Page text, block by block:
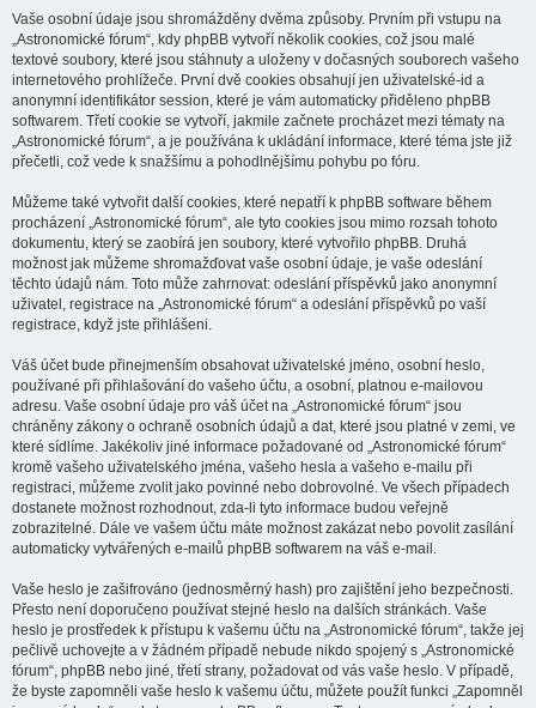
Vaše osobní údaje jsou shromážděny dvěma způsoby. Prvním při vstupu na
„Astronomické fórum“, kdy phpBB vytvoří několik cookies, což jsou malé
textové soubory, které jsou stáhnuty a uloženy v dočasných souborech vašeho
internetového prohlížeče. První dvě cookies obsahují jen uživatelské-id a
anonymní identifikátor session, které je vám automaticky přiděleno phpBB
softwarem. Třetí cookie se vytvoří, jakmile začnete procházet mezi tématy na
„Astronomické fórum“, a je používána k ukládání informace, které téma jste již
přečetli, což vede k snažšímu a pohodlnějšímu pohybu po fóru.
Můžeme také vytvořit další cookies, které nepatří k phpBB software během
procházení „Astronomické fórum“, ale tyto cookies jsou mimo rozsah tohoto
dokumentu, který se zaobírá jen soubory, které vytvořilo phpBB. Druhá
možnost jak můžeme shromažďovat vaše osobní údaje, je vaše odeslání
těchto údajů nám. Toto může zahrnovat: odeslání příspěvků jako anonymní
uživatel, registrace na „Astronomické fórum“ a odeslání příspěvků po vaší
registrace, když jste přihlášeni.
Váš účet bude přinejmenším obsahovat uživatelské jméno, osobní heslo,
používané při přihlašování do vašeho účtu, a osobní, platnou e-mailovou
adresu. Vaše osobní údaje pro váš účet na „Astronomické fórum“ jsou
chráněny zákony o ochraně osobních údajů a dat, které jsou platné v zemi, ve
které sídlíme. Jakékoliv jiné informace požadované od „Astronomické fórum“
kromě vašeho uživatelského jména, vašeho hesla a vašeho e-mailu při
registraci, můžeme zvolit jako povinné nebo dobrovolné. Ve všech případech
dostanete možnost rozhodnout, zda-li tyto informace budou veřejně
zobrazitelné. Dále ve vašem účtu máte možnost zakázat nebo povolit zasílání
automaticky vytvářených e-mailů phpBB softwarem na váš e-mail.
Vaše heslo je zašifrováno (jednosměrný hash) pro zajištění jeho bezpečnosti.
Přesto není doporučeno používat stejné heslo na dalších stránkách. Vaše
heslo je prostředek k přístupu k vašemu účtu na „Astronomické fórum“, takže jej
pečlivě uchovejte a v žádném případě nebude nikdo spojený s „Astronomické
fórum“, phpBB nebo jiné, třetí strany, požadovat od vás vaše heslo. V případě,
že byste zapomněli vaše heslo k vašemu účtu, můžete použít funkci „Zapomněl